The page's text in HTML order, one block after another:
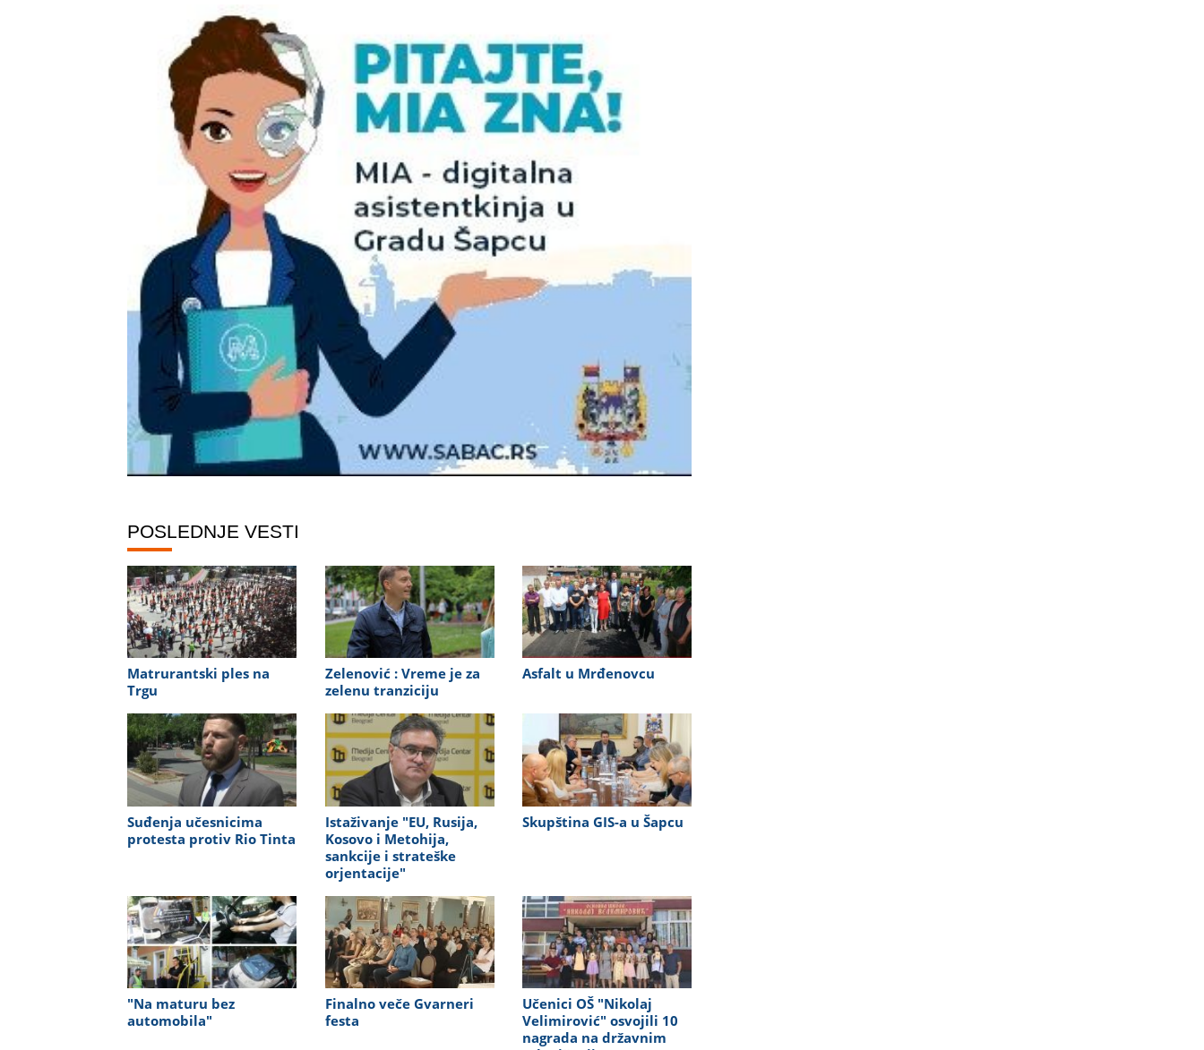
POSLEDNJE VESTI
Matrurantski ples na
Trgu
Zelenović : Vreme je za
zelenu tranziciju
Asfalt u Mrđenovcu
Suđenja učesnicima
protesta protiv Rio Tinta
Istaživanje "EU, Rusija,
Kosovo i Metohija,
sankcije i strateške
orjentacije"
Skupština GIS-a u Šapcu
"Na maturu bez
automobila"
Finalno veče Gvarneri
festa
Učenici OŠ "Nikolaj
Velimirović" osvojili 10
nagrada na državnim